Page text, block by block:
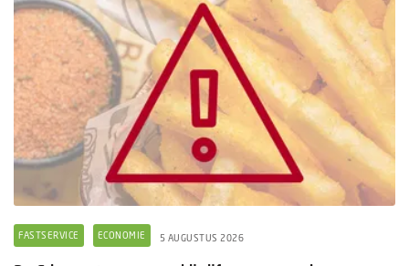
FASTSERVICE ECONOMIE 5 AUGUSTUS 2026